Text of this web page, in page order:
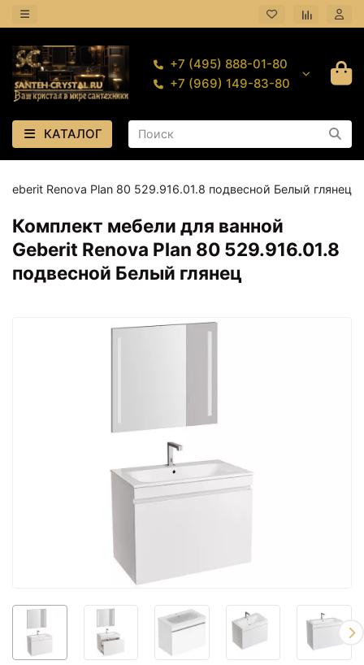
+7 (495) 888-01-80
+7 (969) 149-83-80
КАТАЛОГ
Renova Plan 80 529.916.01.8 подвесной Белый глянец
Комплект мебели для ванной
Geberit Renova Plan 80 529.916.01.8
подвесной Белый глянец